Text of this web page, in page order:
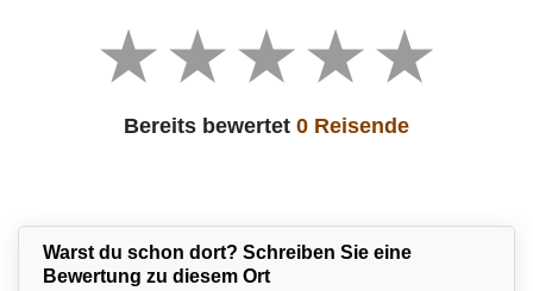
Bereits bewertet 0 Reisende
Warst du schon dort? Schreiben Sie eine
Bewertung zu diesem Ort